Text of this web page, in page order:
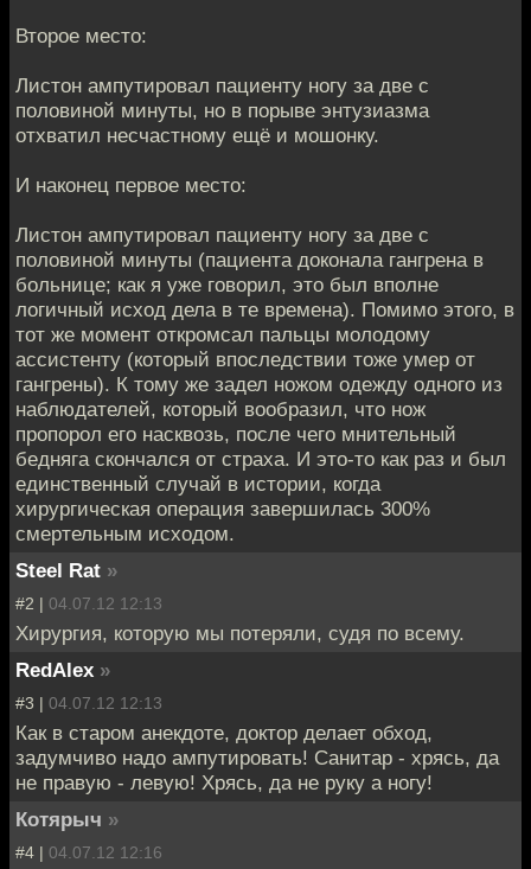
Второе место:
Листон ампутировал пациенту ногу за две с
половиной минуты, но в порыве энтузиазма
отхватил несчастному ещё и мошонку.
И наконец первое место:
Листон ампутировал пациенту ногу за две с
половиной минуты (пациента доконала гангрена в
больнице; как я уже говорил, это был вполне
логичный исход дела в те времена). Помимо этого, в
тот же момент откромсал пальцы молодому
ассистенту (который впоследствии тоже умер от
гангрены). К тому же задел ножом одежду одного из
наблюдателей, который вообразил, что нож
пропорол его насквозь, после чего мнительный
бедняга скончался от страха. И это-то как раз и был
единственный случай в истории, когда
хирургическая операция завершилась 300%
смертельным исходом.
Steel Rat »
#2 | 04.07.12 12:13
Хирургия, которую мы потеряли, судя по всему.
RedAlex »
#3 | 04.07.12 12:13
Как в старом анекдоте, доктор делает обход,
задумчиво надо ампутировать! Санитар - хрясь, да
не правую - левую! Хрясь, да не руку а ногу!
Котярыч »
#4 | 04.07.12 12:16